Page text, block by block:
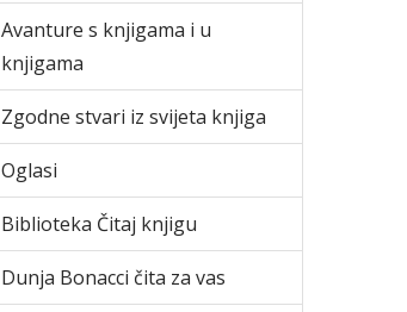
Avanture s knjigama i u
knjigama
Zgodne stvari iz svijeta knjiga
Oglasi
Biblioteka Čitaj knjigu
Dunja Bonacci čita za vas